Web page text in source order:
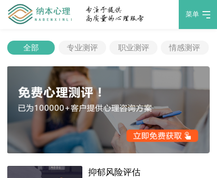
菜单
全部 专业测评 职业测评 情感测评
抑郁风险评估